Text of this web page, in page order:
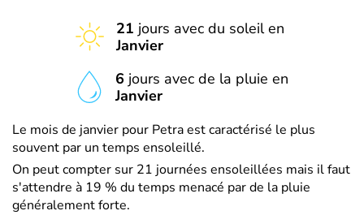
21 jours avec du soleil en
Janvier
6 jours avec de la pluie en
Janvier
Le mois de janvier pour Petra est caractérisé le plus
souvent par un temps ensoleillé.
On peut compter sur 21 journées ensoleillées mais il faut
s'attendre à 19 % du temps menacé par de la pluie
généralement forte.